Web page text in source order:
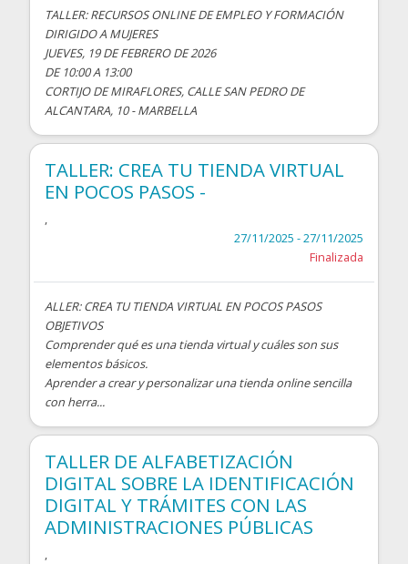
TALLER: RECURSOS ONLINE DE EMPLEO Y FORMACIÓN
DIRIGIDO A MUJERES
JUEVES, 19 DE FEBRERO DE 2026
DE 10:00 A 13:00
CORTIJO DE MIRAFLORES, CALLE SAN PEDRO DE
ALCANTARA, 10 - MARBELLA
TALLER: CREA TU TIENDA VIRTUAL
EN POCOS PASOS -
,
27/11/2025 - 27/11/2025
Finalizada
ALLER: CREA TU TIENDA VIRTUAL EN POCOS PASOS
OBJETIVOS
Comprender qué es una tienda virtual y cuáles son sus
elementos básicos.
Aprender a crear y personalizar una tienda online sencilla
con herra...
TALLER DE ALFABETIZACIÓN
DIGITAL SOBRE LA IDENTIFICACIÓN
DIGITAL Y TRÁMITES CON LAS
ADMINISTRACIONES PÚBLICAS
,